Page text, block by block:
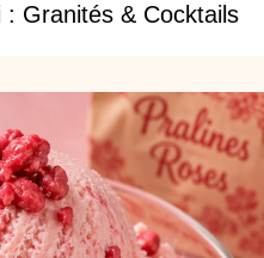
: Granités & Cocktails